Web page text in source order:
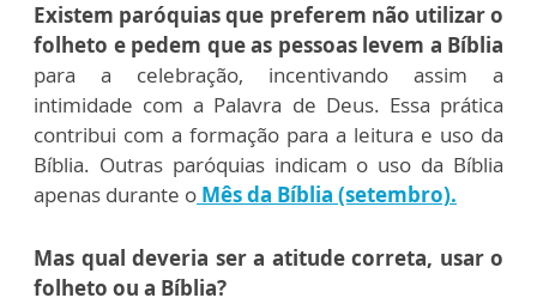
Existem paróquias que preferem não utilizar o
folheto e pedem que as pessoas levem a Bíblia
para a celebração, incentivando assim a
intimidade com a Palavra de Deus. Essa prática
contribui com a formação para a leitura e uso da
Bíblia. Outras paróquias indicam o uso da Bíblia
apenas durante o Mês da Bíblia (setembro).
Mas qual deveria ser a atitude correta, usar o
folheto ou a Bíblia?